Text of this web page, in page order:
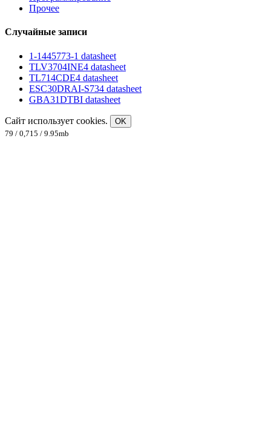
Прочее
Случайные записи
1-1445773-1 datasheet
TLV3704INE4 datasheet
TL714CDE4 datasheet
ESC30DRAI-S734 datasheet
GBA31DTBI datasheet
Сайт использует cookies.
OK
79 / 0,715 / 9.95mb